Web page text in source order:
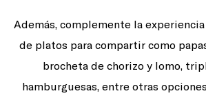
Además, complemente la
de platos para compartir como
brocheta de chorizo y lomo,
hamburguesas, entre otras